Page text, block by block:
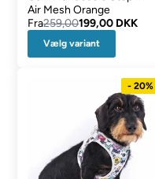
Air Mesh Orange
Fra259,00199,00 DKK
Vælg variant
- 20%